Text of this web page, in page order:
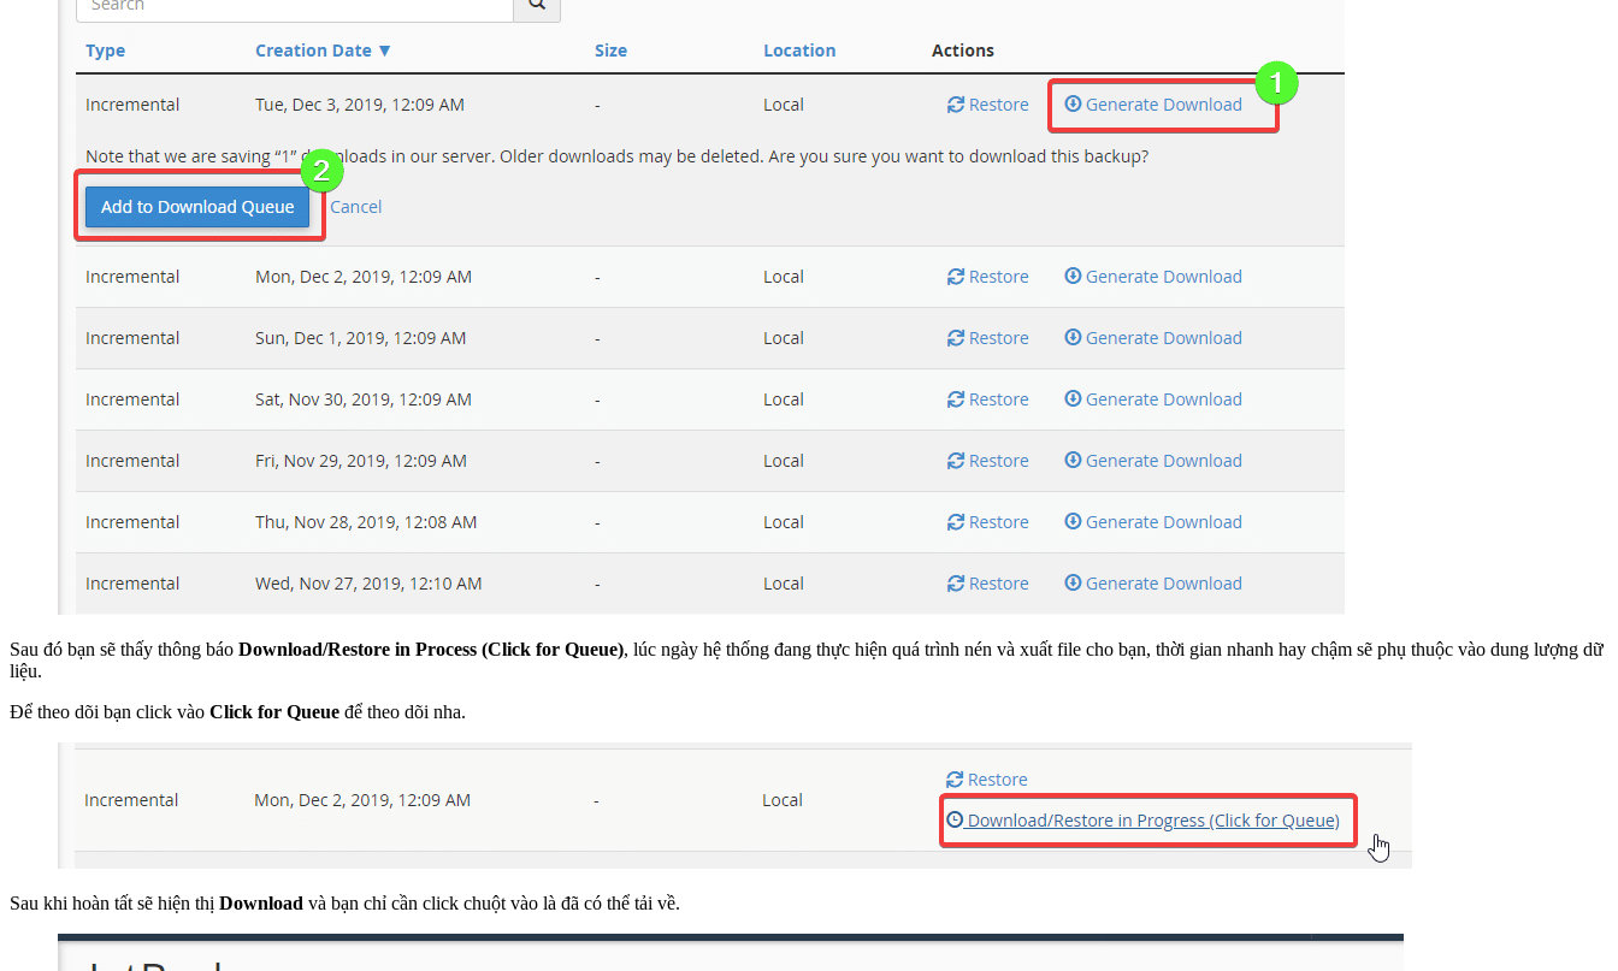
Sau đó bạn sẽ thấy thông báo Download/Restore in Process (Click for Queue), lúc ngày hệ thống đang thực hiện quá trình nén và xuất file cho bạn, thời gian nhanh hay chậm sẽ phụ thuộc vào dung lượng dữ
liệu.
Để theo dõi bạn click vào Click for Queue để theo dõi nha.
Sau khi hoàn tất sẽ hiện thị Download và bạn chỉ cần click chuột vào là đã có thể tải về.